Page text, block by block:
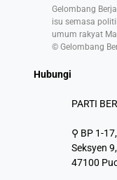
Gelombang
isu semasa
umum rakyat
© Gelombang
Hubungi
PARTI
⚲ BP 1-
Seksyen
47100